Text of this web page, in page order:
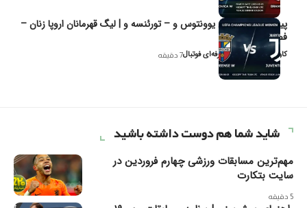
پیش‌بینی و تحلیل یوونتوس و – تورئنسه و | لیگ قهرمانان اروپا زنان –
فصل ۲۰۲۶
کاوه نیک‌فر، تحلیل‌گر حرفه‌ای فوتبال7 دقیقه
شاید شما هم دوست داشته باشید
مهم‌ترین مسابقات ورزشی چهارم فروردین در
سایت بتکارت
5 دقیقه